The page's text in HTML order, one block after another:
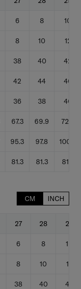
6 8 10
8 10 12
38 40 42
42 44 46
36 38 40
67.3 69.9 72.4
95.3 97.8 100.3
81.3 81.3 81.3
CM INCH
27 28 29
6 8 10
8 10 12
38 40 42